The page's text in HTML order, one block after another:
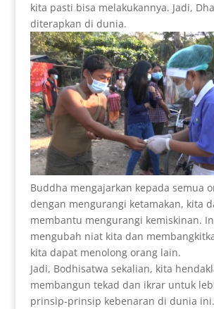
kita pasti bisa melakukannya. Jadi,
diterapkan di dunia.
Buddha mengajarkan kepada semua
dengan mengurangi ketamakan, kita
membantu mengurangi kemiskinan.
mengubah niat kita dan
kita dapat menolong orang lain.
Jadi, Bodhisatwa sekalian, kita
membangun tekad dan ikrar untuk
prinsip-prinsip kebenaran di dunia ini.